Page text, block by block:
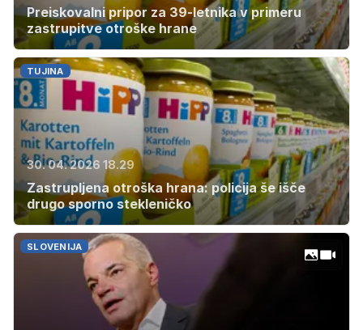
Preiskovalni pripor za 39-letnika v primeru
zastrupitve otroške hrane
TUJINA
30. 04. 2026 18.29
Zastrupljena otroška hrana: policija še išče
drugo sporno stekleničko
SLOVENIJA